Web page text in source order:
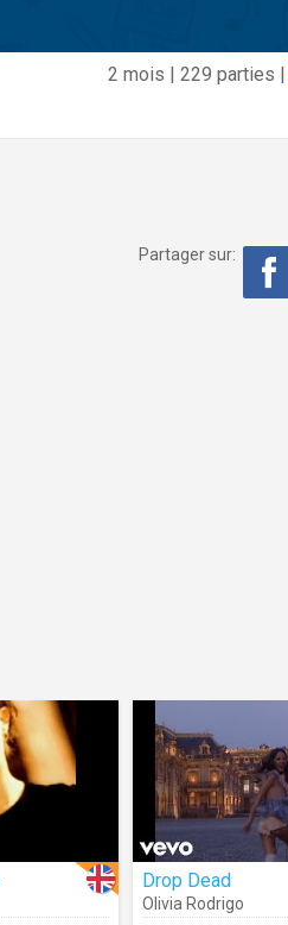
2 mois | 229 parties |
Partager sur:
Drop Dead
Olivia Rodrigo